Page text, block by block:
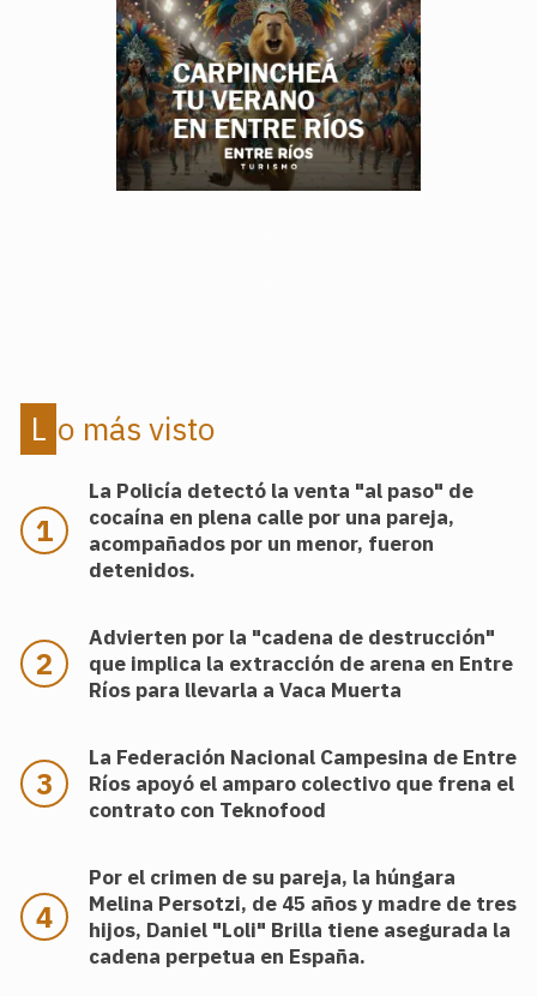
Lo más visto
La Policía detectó la venta "al paso" de
cocaína en plena calle por una pareja,
acompañados por un menor, fueron
detenidos.
Advierten por la "cadena de destrucción"
que implica la extracción de arena en Entre
Ríos para llevarla a Vaca Muerta
La Federación Nacional Campesina de Entre
Ríos apoyó el amparo colectivo que frena el
contrato con Teknofood
Por el crimen de su pareja, la húngara
Melina Persotzi, de 45 años y madre de tres
hijos, Daniel "Loli" Brilla tiene asegurada la
cadena perpetua en España.